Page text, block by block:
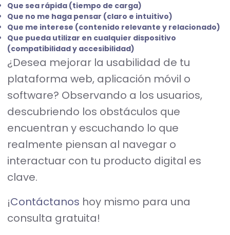
Que sea rápida (tiempo de carga)
Que no me haga pensar (claro e intuitivo)
Que me interese (contenido relevante y relacionado)
Que pueda utilizar en cualquier dispositivo
(compatibilidad y accesibilidad)
¿Desea mejorar la usabilidad de tu
plataforma web, aplicación móvil o
software? Observando a los usuarios,
descubriendo los obstáculos que
encuentran y escuchando lo que
realmente piensan al navegar o
interactuar con tu producto digital es
clave.
¡Contáctanos hoy mismo para una
consulta gratuita!